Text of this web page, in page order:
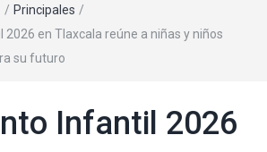
/ Principales /
en Tlaxcala reúne a niñas y niños
su futuro
Infantil 2026